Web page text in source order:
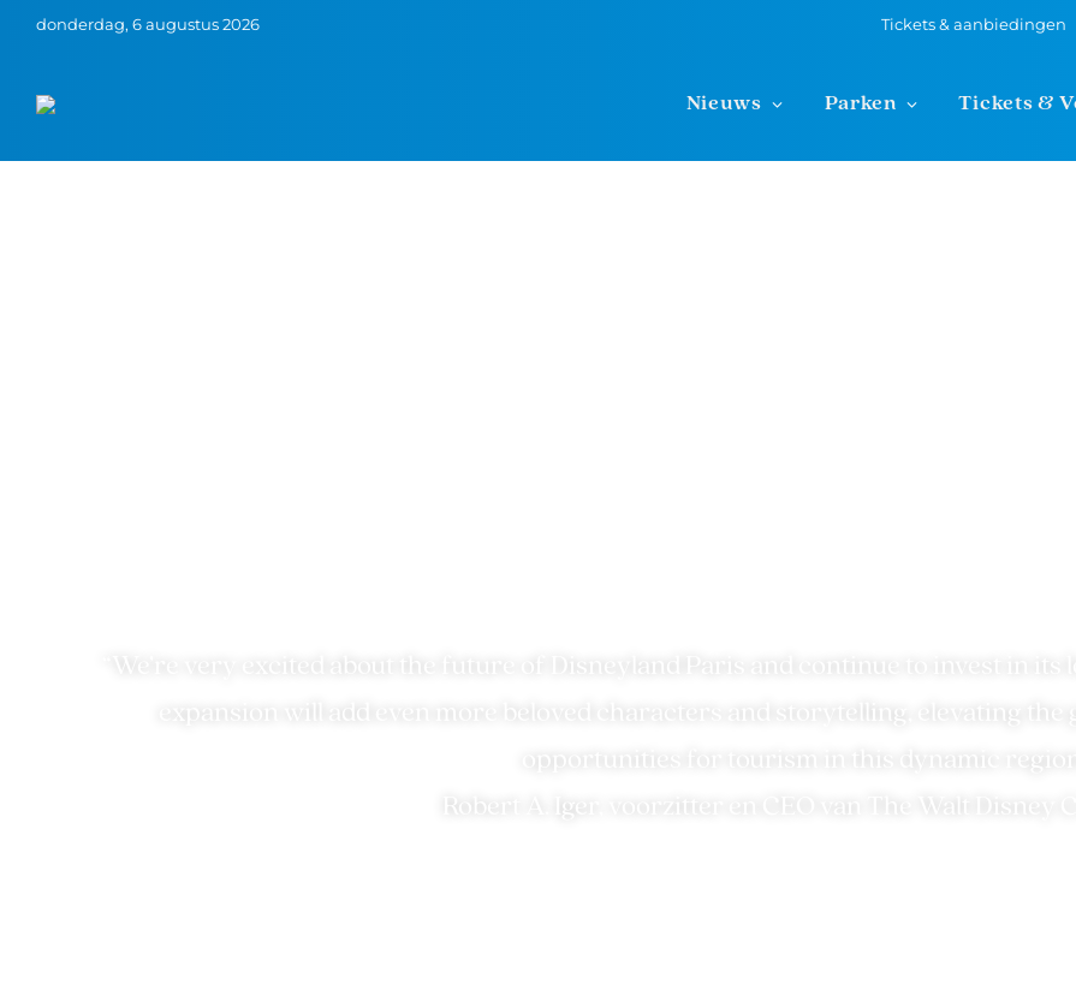
donderdag, 6 augustus 2026 Tickets & aanbiedingen
Nieuws Parken Tickets &
Robert A. Iger, voorzitter en CEO van The Walt Disney